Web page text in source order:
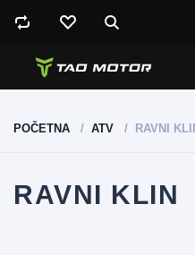
POČETNA ATV RAVNI
RAVNI KLIN